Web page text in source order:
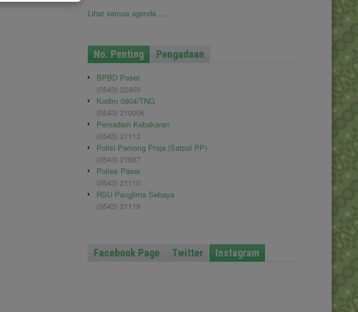
Lihat semua agenda ....
No. Penting Pengadaan
BPBD Paser
(0543) 22469
Kodim 0904/TNG
(0543) 210006
Pemadam Kebakaran
(0543) 21113
Polisi Pamong Praja (Satpol PP)
(0543) 21687
Polres Paser
(0543) 21110
RSU Panglima Sebaya
(0543) 21118
Facebook Page Twitter Instagram